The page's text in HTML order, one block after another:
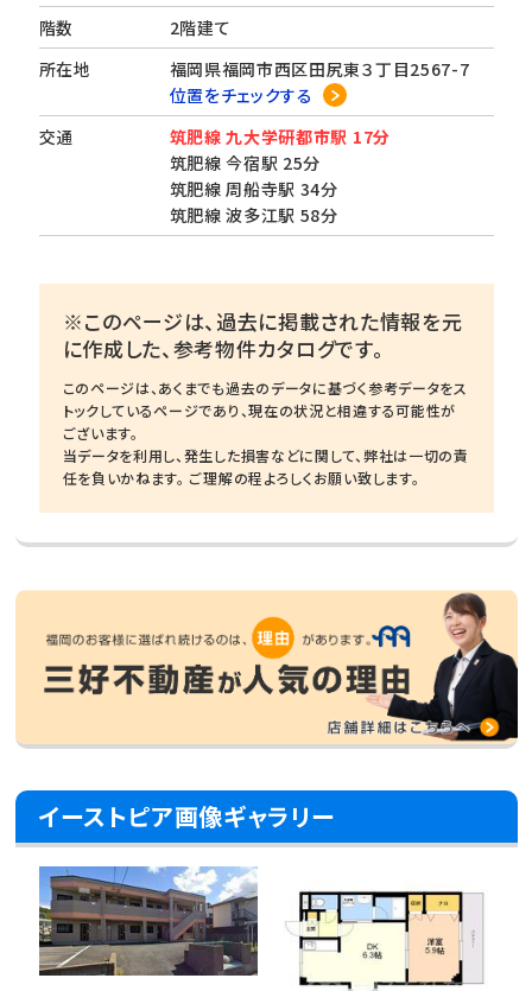
階数
2階建て
所在地
福岡県福岡市西区田尻東３丁目2567-7
位置をチェックする
交通
筑肥線 九大学研都市駅 17分
筑肥線 今宿駅 25分
筑肥線 周船寺駅 34分
筑肥線 波多江駅 58分
※このページは、過去に掲載された情報を元
に作成した、参考物件カタログです。
このページは、あくまでも過去のデータに基づく参考データをス
トックしているページであり、現在の状況と相違する可能性が
ございます。
当データを利用し、発生した損害などに関して、弊社は一切の責
任を負いかねます。 ご理解の程よろしくお願い致します。
イーストピア画像ギャラリー